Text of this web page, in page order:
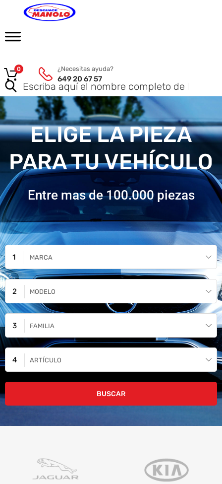
¿Necesitas ayuda?
649 20 67 57
0
ELIGE LA PIEZA
PARA TU VEHÍCULO
Entre mas de 100.000 piezas
MARCA
MODELO
FAMILIA
ARTÍCULO